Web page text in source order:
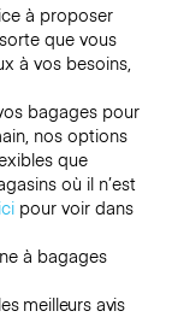
à proposer
que vous
à vos besoins,
bagages pour
nos options
que
où il n’est
icipour voir dans
à bagages
meilleurs avis